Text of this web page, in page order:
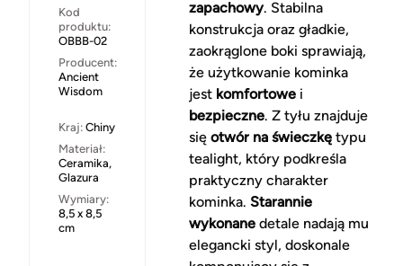
Kod
produktu:
OBBB-02
Producent:
Ancient
Wisdom
Kraj: Chiny
Materiał:
Ceramika,
Glazura
Wymiary:
8,5 x 8,5
cm
zapachowy. Stabilna
konstrukcja oraz gładkie,
zaokrąglone boki sprawiają,
że użytkowanie kominka
jest komfortowei
bezpieczne. Z tyłu znajduje
się otwór na świeczkętypu
tealight, który podkreśla
praktyczny charakter
kominka. Starannie
wykonanedetale nadają mu
elegancki styl, doskonale